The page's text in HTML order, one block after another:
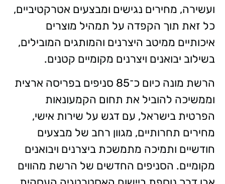
ועשירה, מחירים נגישים ומבצעים אטרקטיביים,
כל זאת תוך הקפדה על תמהיל מוצרים
איכותיים ממיטב היצרנים והמותגים המובילים,
בשילוב יבואנים ויצרנים מקומיים קטנים.
הרשת מונה כיום כ־85 סניפים בפריסה ארצית
וממשיכה להוביל את תחום הקמעונאות
הפרטית בישראל, עם דגש על שירות אישי,
מחירים תחרותיים, מגוון רחב של מבצעים
חודשיים ותמיכה מתמשכת ביצרנים ויבואנים
מקומיים. הסניפים החדשים של הרשת מהווים